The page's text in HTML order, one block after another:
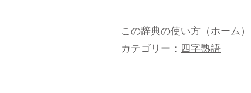
この辞典の使い方（ホーム）
カテゴリー： 四字熟語